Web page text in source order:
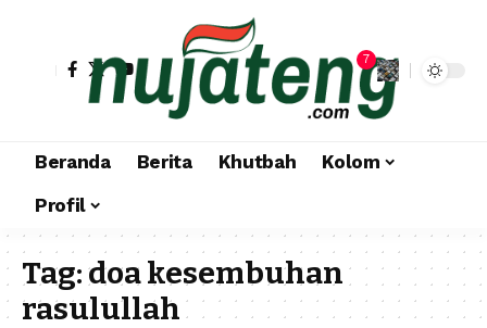
7
Beranda Berita Khutbah
Kolom
Profil
Tag:doa kesembuhan
rasulullah